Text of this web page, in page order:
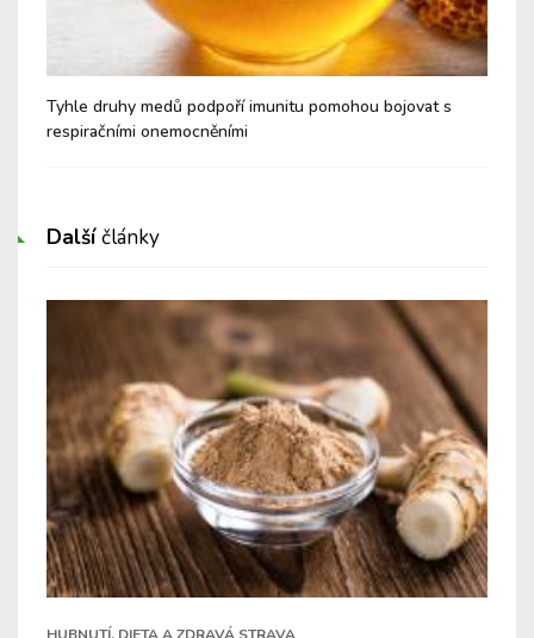
Tyhle druhy medů podpoří imunitu pomohou bojovat s
respiračními onemocněními
Dalšíčlánky